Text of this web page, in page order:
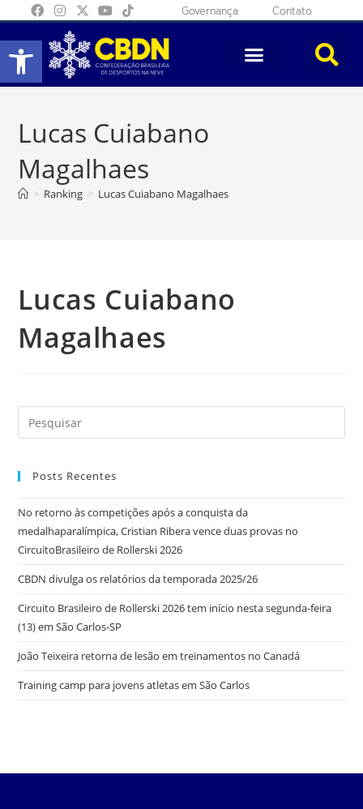
Abrir a barra de ferramentas
Governança Contato
Lucas Cuiabano
Magalhaes
> Ranking > Lucas Cuiabano Magalhaes
Lucas Cuiabano
Magalhaes
Posts Recentes
No retorno às competições após a conquista da
medalhaparalímpica, Cristian Ribera vence duas provas no
CircuitoBrasileiro de Rollerski 2026
CBDN divulga os relatórios da temporada 2025/26
Circuito Brasileiro de Rollerski 2026 tem início nesta segunda-feira
(13) em São Carlos-SP
João Teixeira retorna de lesão em treinamentos no Canadá
Training camp para jovens atletas em São Carlos